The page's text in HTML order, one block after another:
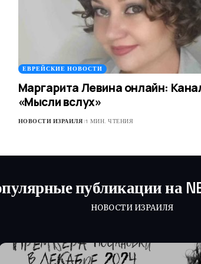
ЕВРЕЙСКИЕ НОВОСТИ
Маргарита Левина онлайн:
«Мысли вслух»
НОВОСТИ ИЗРАИЛЯ 1 МИН. ЧТЕНИЯ
публикации на
НОВОСТИ ИЗРАИЛЯ